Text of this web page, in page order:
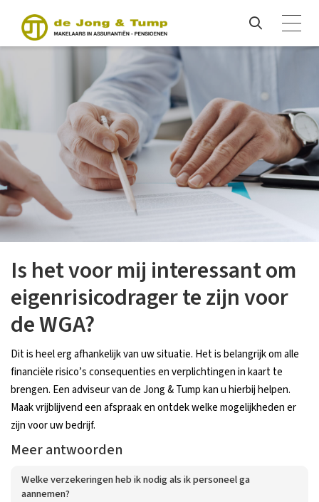
Is het voor mij interessant om
eigenrisicodrager te zijn voor
de WGA?
Dit is heel erg afhankelijk van uw situatie. Het is belangrijk om alle
financiële risico’s consequenties en verplichtingen in kaart te
brengen. Een adviseur van de Jong & Tump kan u hierbij helpen.
Maak vrijblijvend een afspraak en ontdek welke mogelijkheden er
zijn voor uw bedrijf.
Meer antwoorden
Welke verzekeringen heb ik nodig als ik personeel ga
aannemen?